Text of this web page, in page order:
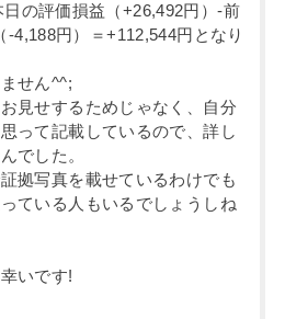
の評価損益（+26,492円）-前
-4,188円）＝+112,544円となり
せん^^;
見せするためじゃなく、自分
って記載しているので、詳し
でした。
拠写真を載せているわけでも
ている人もいるでしょうしね
いです!